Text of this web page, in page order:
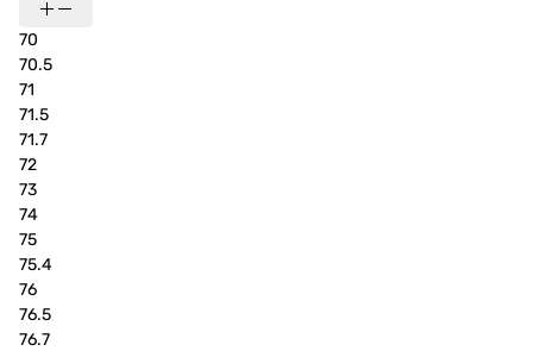
70
70.5
71
71.5
71.7
72
73
74
75
75.4
76
76.5
76.7